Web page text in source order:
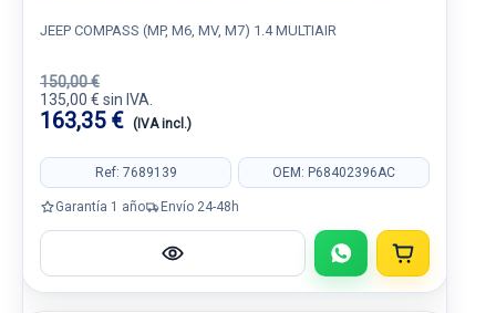
JEEP COMPASS (MP, M6, MV, M7) 1.4 MULTIAIR
150,00 €
135,00 € sin IVA.
163,35 € (IVA incl.)
Ref: 7689139 OEM: P68402396AC
Garantía 1 año Envío 24-48h